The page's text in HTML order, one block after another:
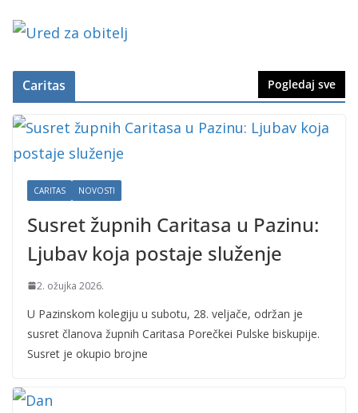
Caritas Pogledaj sve
CARITAS NOVOSTI
Susret župnih Caritasa u Pazinu:
Ljubav koja postaje služenje
2. ožujka 2026.
U Pazinskom kolegiju u subotu, 28. veljače, održan je
susret članova župnih Caritasa Porečkei Pulske biskupije.
Susret je okupio brojne